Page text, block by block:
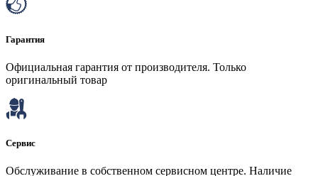
Гарантия
Официальная гарантия от производителя. Только
оригинальный товар
Сервис
Обслуживание в собственном сервисном центре. Наличие